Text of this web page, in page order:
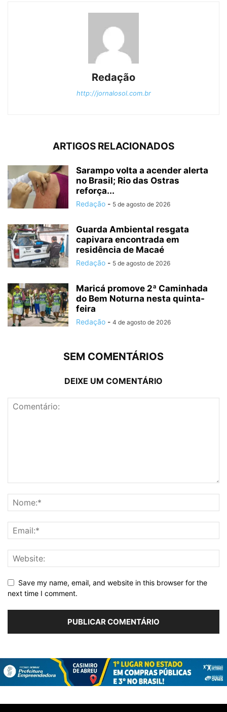
Redação
http://jornalosol.com.br
ARTIGOS RELACIONADOS
Sarampo volta a acender alerta
no Brasil; Rio das Ostras
reforça...
Redação - 5 de agosto de 2026
Guarda Ambiental resgata
capivara encontrada em
residência de Macaé
Redação - 5 de agosto de 2026
Maricá promove 2ª Caminhada
do Bem Noturna nesta quinta-
feira
Redação - 4 de agosto de 2026
SEM COMENTÁRIOS
DEIXE UM COMENTÁRIO
Save my name, email, and website in this browser for the
next time I comment.